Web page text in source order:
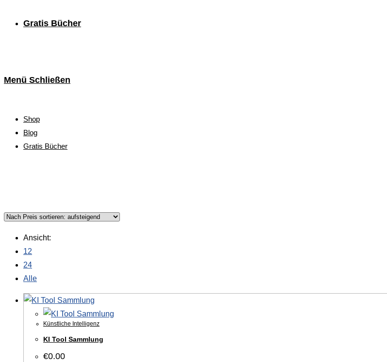
Gratis Bücher
Menü Schließen
Shop
Blog
Gratis Bücher
Ansicht:
12
24
Alle
Künstliche Intelligenz
KI Tool Sammlung
€0.00